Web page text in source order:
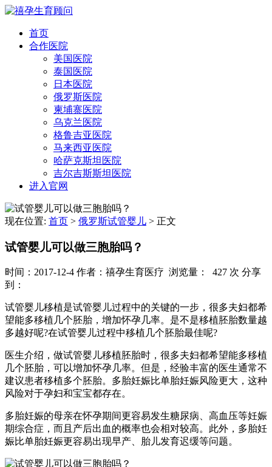
首页
合作医院
美国医院
泰国医院
日本医院
俄罗斯医院
柬埔寨医院
乌克兰医院
格鲁吉亚医院
马来西亚医院
哈萨克斯坦医院
吉尔吉斯斯坦医院
进入官网
现在位置: 首页 > 俄罗斯试管婴儿 > 正文
试管婴儿可以做三胞胎吗？
时间：2017-12-4 作者：禧孕生育医疗 浏览量： 427 次 分享
到：
试管婴儿移植是试管婴儿过程中的关键的一步，很多夫妇都希
望能多移植几个胚胎，增加怀孕几率。是不是移植胚胎数量越
多越好呢?在试管婴儿过程中移植几个胚胎最佳呢?
医生介绍，做试管婴儿移植胚胎时，很多夫妇都希望能多移植
几个胚胎，可以增加怀孕几率。但是，经验丰富的医生通常不
建议患者移植多个胚胎。多胎妊娠比单胎妊娠风险更大，这种
风险对于孕妇和宝宝都存在。
多胎妊娠的母亲在怀孕期间更容易发生糖尿病、高血压等妊娠
期综合症，而且产后出血的概率也会相对较高。此外，多胎妊
娠比单胎妊娠更容易出现早产、胎儿发育迟缓等问题。